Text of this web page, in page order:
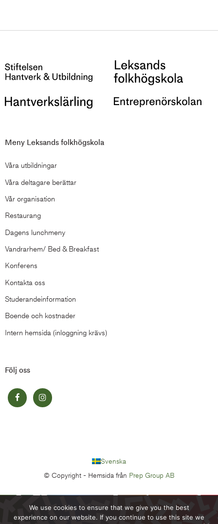
Meny Leksands folkhögskola
Våra utbildningar
Våra deltagare berättar
Vår organisation
Restaurang
Dagens lunchmeny
Vandrarhem/ Bed & Breakfast
Konferens
Kontakta oss
Studerandeinformation
Boende och kostnader
Intern hemsida (inloggning krävs)
Följ oss
Svenska
© Copyright - Hemsida från Prep Group AB
We use cookies to ensure that we give you the best
experience on our website. If you continue to use this site we